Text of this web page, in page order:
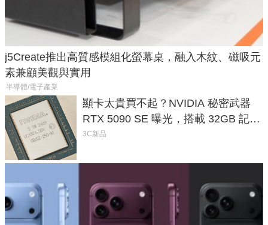
j5Create推出高質感模組化螢幕桌，融入木紋、磁吸元
素兼顧美觀與實用
半導體/電子產業
顯卡太貴買不起？NVIDIA 秘密武器
RTX 5090 SE 曝光，搭載 32GB 記憶
體
3C新品